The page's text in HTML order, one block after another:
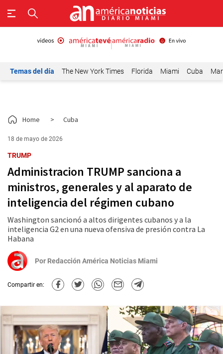
Temas del día The New York Times Florida Miami Cuba
Home > Cuba
18 de mayo de 2026
TRUMP
Administracion TRUMP sanciona a
ministros, generales y al aparato de
inteligencia del régimen cubano
Washington sancionó a altos dirigentes cubanos y a la
inteligencia G2 en una nueva ofensiva de presión contra La
Habana
Por Redacción América Noticias Miami
Compartir en: